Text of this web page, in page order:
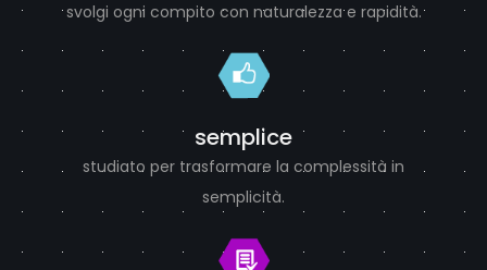
svolgi ogni compito con naturalezza e rapidità.
semplice
studiato per trasformare la complessità in
semplicità.